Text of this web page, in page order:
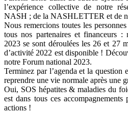
l’expérience collective de notre
NASH ; de la NASHLETTER et de
Nous remercions toutes les
tous nos partenaires et financeurs :
2023 se sont déroulées les 26 et 27
d’activité 2022 est disponible !
notre Forum national 2023.
Terminez par l’agenda et la question
reprendre une vie normale après une
Oui, SOS hépatites & maladies du
est dans tous ces accompagnements
actions !